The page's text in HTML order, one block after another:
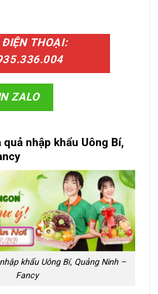
ĐIỆN THOẠI:
ZALO
nhập khẩu Uông Bí,
khẩu Uông Bí, Quảng Ninh –
Fancy